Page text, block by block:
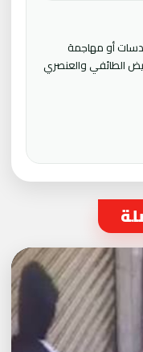
أو مهاجمة
الطائفي والعنصري